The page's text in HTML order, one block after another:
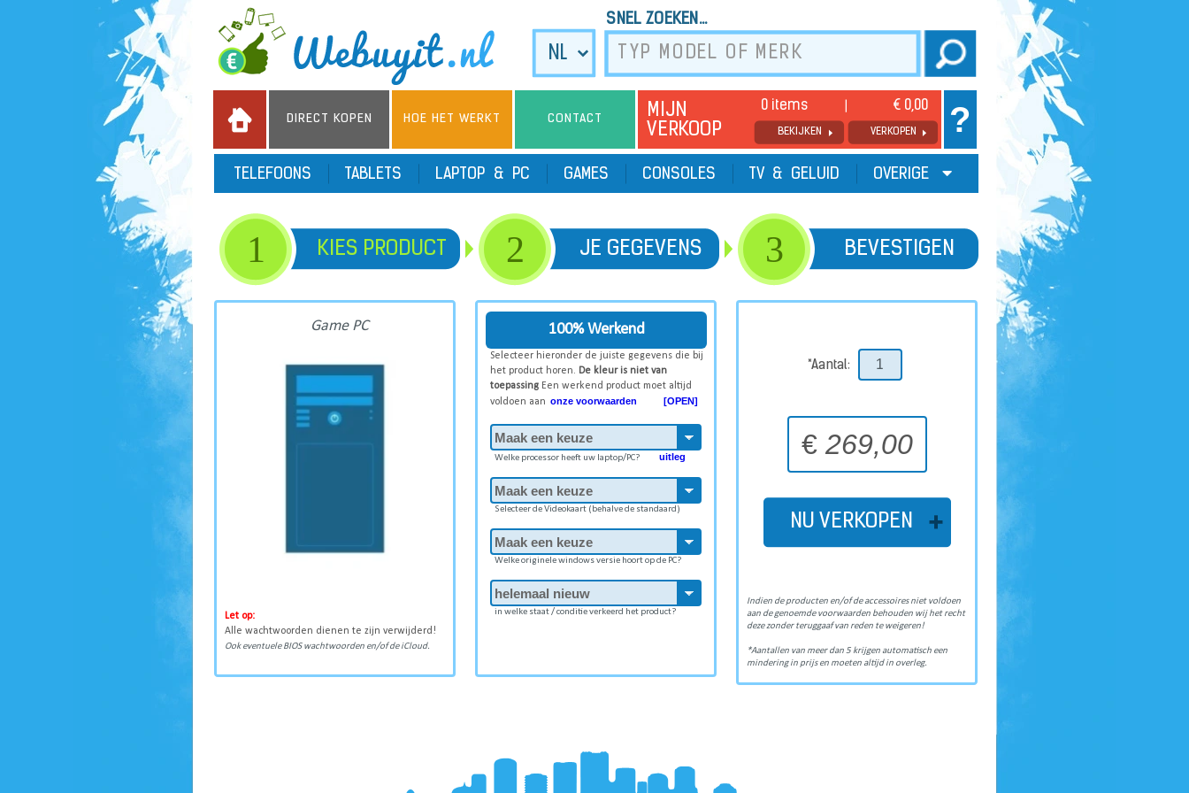
SNEL ZOEKEN...
DIRECT KOPEN HOE HET WERKT CONTACT
MIJN
VERKOOP
0 items € 0,00
BEKIJKEN VERKOPEN ?
TELEFOONS TABLETS LAPTOP & PC GAMES CONSOLES TV & GELUID OVERIGE
1 KIES PRODUCT 2 JE GEGEVENS 3 BEVESTIGEN
Game PC
Let op:
Alle wachtwoorden dienen te zijn verwijderd!
Ook eventuele BIOS wachtwoorden en/of de iCloud.
100% Werkend
Selecteer hieronder de juiste gegevens die bij
het product horen. De kleur is niet van
toepassing Een werkend product moet altijd
voldoen aan onze voorwaarden [OPEN]
Welke processor heeft uw laptop/PC? uitleg
Selecteer de Videokaart (behalve de standaard)
Welke originele windows versie hoort op de PC?
in welke staat / conditie verkeerd het product?
*Aantal:
€ 269,00
NU VERKOPEN
Indien de producten en/of de accessoires niet voldoen
aan de genoemde voorwaarden behouden wij het recht
deze zonder teruggaaf van reden te weigeren!
*Aantallen van meer dan 5 krijgen automatisch een
mindering in prijs en moeten altijd in overleg.